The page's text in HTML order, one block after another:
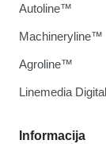
Informacija
Autoline™
Machineryline™
Agroline™
Linemedia